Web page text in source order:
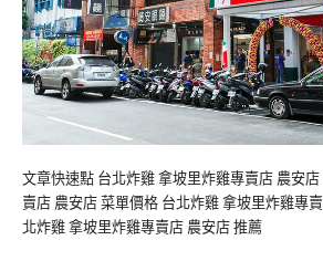
文章快速點 台北炸雞 拿坡里炸雞專賣店 農安
賣店 農安店 菜單價格 台北炸雞 拿坡里炸雞專
北炸雞 拿坡里炸雞專賣店 農安店 推薦